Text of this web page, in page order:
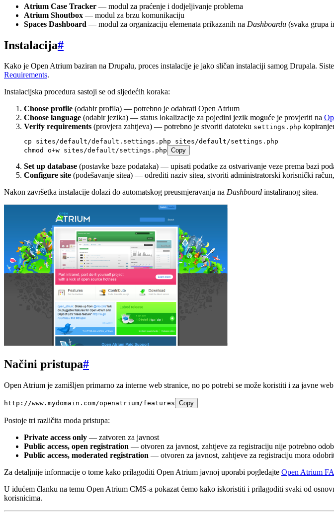
Atrium Case Tracker — modul za praćenje i dodjeljivanje problema
Atrium Shoutbox — modul za brzu komunikaciju
Spaces Dashboard — modul za organizaciju elemenata prikazanih na Dashboardu (svaka grupa
Instalacija#
Kako je Open Atrium baziran na Drupalu, proces instalacije je jako sličan instalaciji samog Drupala.
Requirements.
Instalacijska procedura sastoji se od sljedećih koraka:
Choose profile (odabir profila) — potrebno je odabrati Open Atrium
Choose language (odabir jezika) — status lokalizacije za pojedini jezik moguće je provjeriti na
Verify requirements (provjera zahtjeva) — potrebno je stvoriti datoteku settings.php
cp sites/default/default.settings.php sites/default/settings.php
chmod
o+w sites/default/settings.php Copy
Set up database (postavke baze podataka) — upisati podatke za ostvarivanje veze prema bazi
Configure site (podešavanje sitea) — odrediti naziv sitea, stvoriti administratorski korisnički
Nakon završetka instalacije dolazi do automatskog preusmjeravanja na Dashboard instaliranog sitea.
Načini pristupa#
Open Atrium je zamišljen primarno za interne web stranice, no po potrebi se može koristiti i za javne
http://www.mydomain.com/openatrium/features Copy
Postoje tri različita moda pristupa:
Private access only — zatvoren za javnost
Public access, open registration — otvoren za javnost, zahtjeve za registraciju nije potrebno
Public access, moderated registration — otvoren za javnost, zahtjeve za registraciju mora
Za detaljnije informacije o tome kako prilagoditi Open Atrium javnoj uporabi pogledajte Open Atrium
U idućem članku na temu Open Atrium CMS-a pokazat ćemo kako iskoristiti i prilagoditi svaki od
korisnicima.